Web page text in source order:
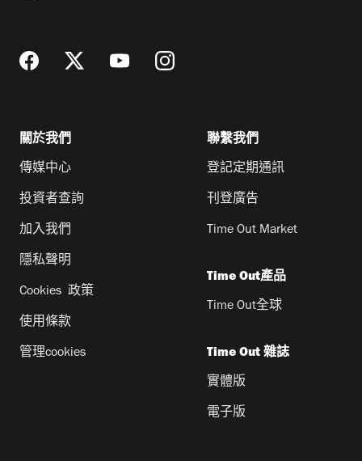
關於我們
傳媒中心
投資者查詢
加入我們
隱私聲明
Cookies 政策
使用條款
管理cookies
聯繫我們
登記定期通訊
刊登廣告
Time Out Market
Time Out產品
Time Out全球
Time Out 雜誌
實體版
電子版